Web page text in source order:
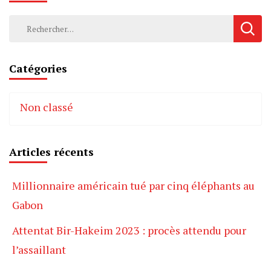
Rechercher :
Catégories
Non classé
Articles récents
Millionnaire américain tué par cinq éléphants au
Gabon
Attentat Bir-Hakeim 2023 : procès attendu pour
l’assaillant